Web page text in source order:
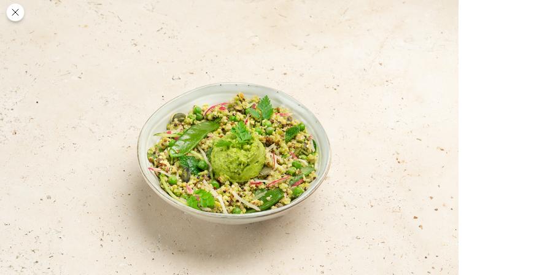
PAUSE
DÉJEUNER
TRAITEUR
CANTINE
DIGITALE
JEU
MON
COMPTE
class’croute
Des recettes préparées chaque matin, juste à côté, depuis